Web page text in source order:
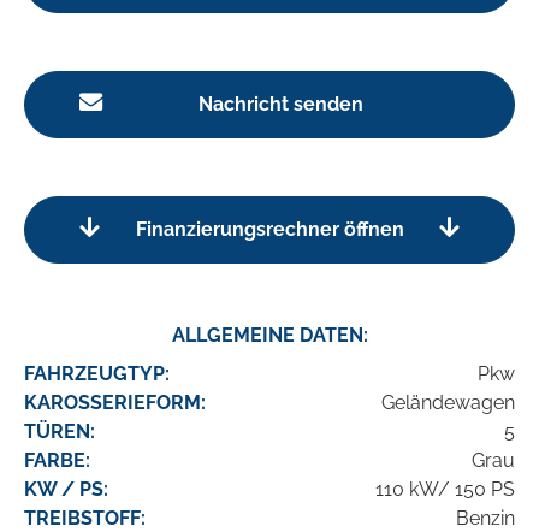
Nachricht senden
Finanzierungsrechner öffnen
ALLGEMEINE DATEN:
FAHRZEUGTYP:
Pkw
KAROSSERIEFORM:
Geländewagen
TÜREN:
5
FARBE:
Grau
KW / PS:
110 kW/ 150 PS
TREIBSTOFF:
Benzin